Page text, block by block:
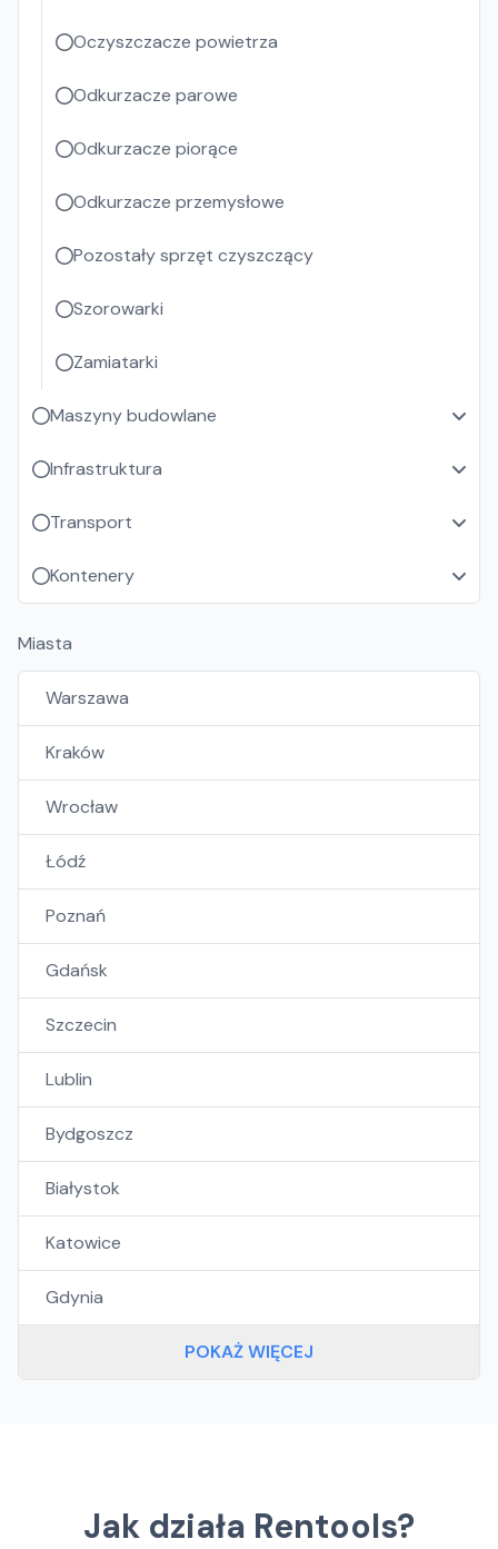
Oczyszczacze powietrza
Odkurzacze parowe
Odkurzacze piorące
Odkurzacze przemysłowe
Pozostały sprzęt czyszczący
Szorowarki
Zamiatarki
Maszyny budowlane
Infrastruktura
Transport
Kontenery
Miasta
Warszawa
Kraków
Wrocław
Łódź
Poznań
Gdańsk
Szczecin
Lublin
Bydgoszcz
Białystok
Katowice
Gdynia
POKAŻ WIĘCEJ
Jak działa Rentools?